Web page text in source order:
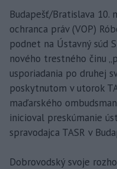
Budapešť/Bratislava 10.
ochranca práv (VOP)
podnet na Ústavný súd
nového trestného činu
usporiadania po druhej
poskytnutom v utorok
maďarského
inicioval preskúmanie
spravodajca TASR v
Dobrovodský svoje